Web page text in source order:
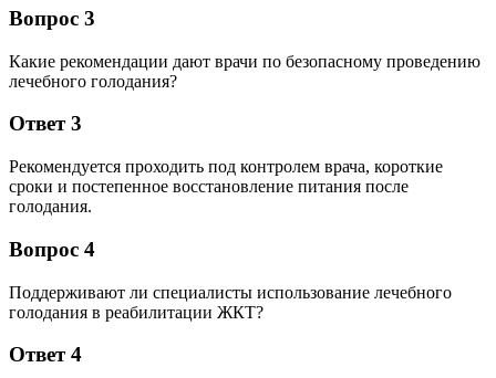
Вопрос 3
Какие рекомендации дают врачи по безопасному проведению
лечебного голодания?
Ответ 3
Рекомендуется проходить под контролем врача, короткие
сроки и постепенное восстановление питания после
голодания.
Вопрос 4
Поддерживают ли специалисты использование лечебного
голодания в реабилитации ЖКТ?
Ответ 4